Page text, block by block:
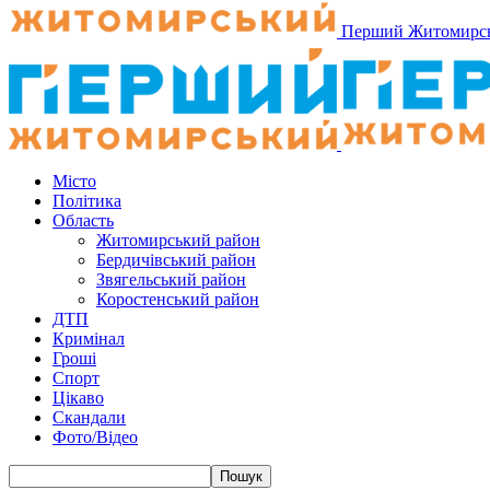
Перший
Місто
Політика
Область
Житомирський район
Бердичівський район
Звягельський район
Коростенський район
ДТП
Кримінал
Гроші
Спорт
Цікаво
Скандали
Фото/Відео